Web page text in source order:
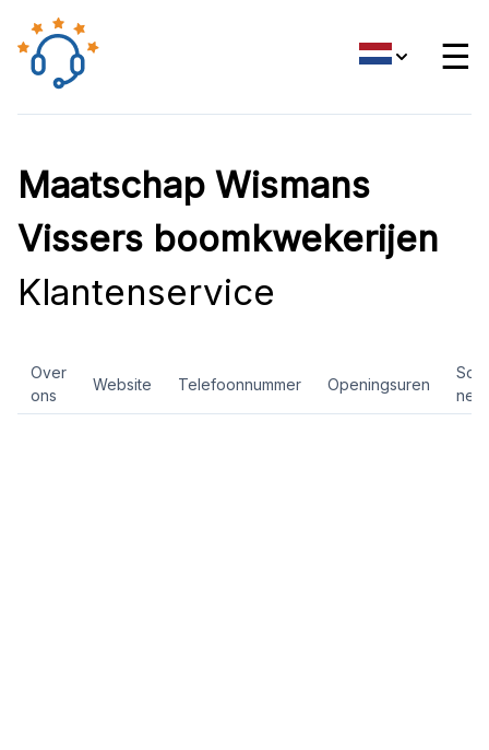
☰
Maatschap Wismans
Vissers boomkwekerijen
Klantenservice
Over
ons
Website Telefoonnummer Openingsuren